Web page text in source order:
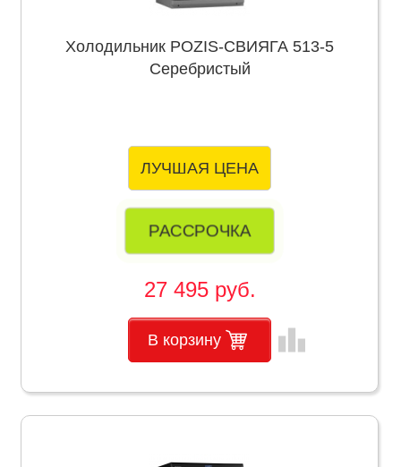
Холодильник POZIS-СВИЯГА 513-5
Серебристый
ЛУЧШАЯ ЦЕНА
РАССРОЧКА
27 495 руб.
В корзину leaderboard